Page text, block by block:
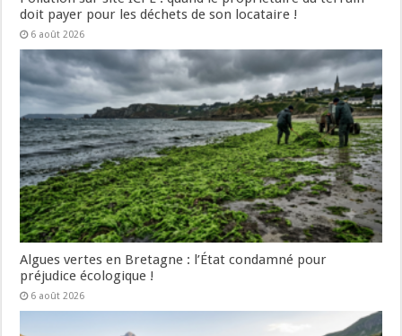
doit payer pour les déchets de son locataire !
6 août 2026
Algues vertes en Bretagne : l’État condamné pour
préjudice écologique !
6 août 2026